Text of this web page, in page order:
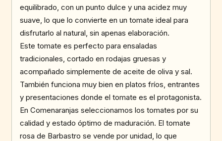
equilibrado, con un punto dulce y una acidez muy
suave, lo que lo convierte en un tomate ideal para
disfrutarlo al natural, sin apenas elaboración.
Este tomate es perfecto para ensaladas
tradicionales, cortado en rodajas gruesas y
acompañado simplemente de aceite de oliva y sal.
También funciona muy bien en platos fríos, entrantes
y presentaciones donde el tomate es el protagonista.
En Comenaranjas seleccionamos los tomates por su
calidad y estado óptimo de maduración. El tomate
rosa de Barbastro se vende por unidad, lo que